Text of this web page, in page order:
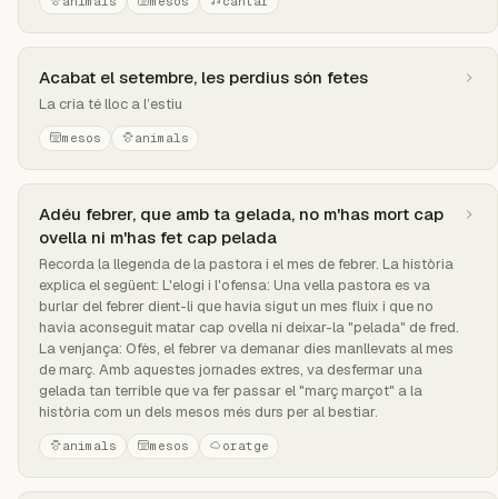
Acabat el setembre, les perdius són fetes
La cria té lloc a l’estiu
mesos animals
Adéu febrer, que amb ta gelada, no m'has mort cap
ovella ni m'has fet cap pelada
Recorda la llegenda de la pastora i el mes de febrer. La història
explica el següent: L'elogi i l'ofensa: Una vella pastora es va
burlar del febrer dient-li que havia sigut un mes fluix i que no
havia aconseguit matar cap ovella ni deixar-la "pelada" de fred.
La venjança: Ofès, el febrer va demanar dies manllevats al mes
de març. Amb aquestes jornades extres, va desfermar una
gelada tan terrible que va fer passar el "març marçot" a la
història com un dels mesos més durs per al bestiar.
animals mesos oratge